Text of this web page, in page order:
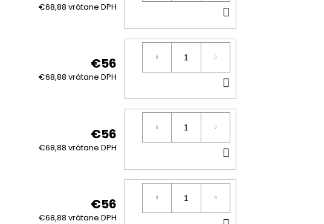
€68,88 vrátane DPH
KOŠÍKA
€56
€68,88 vrátane DPH
KOŠÍKA
€56
€68,88 vrátane DPH
KOŠÍKA
€56
€68,88 vrátane DPH